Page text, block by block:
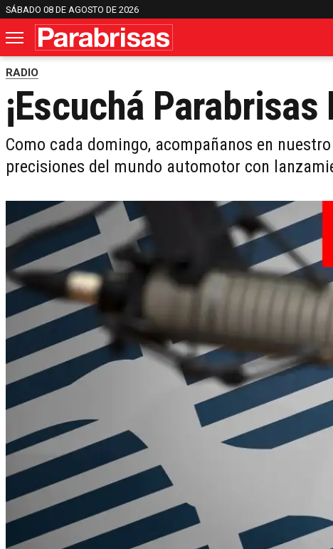
SÁBADO 08 DE AGOSTO DE 2026
RADIO
¡Escuchá
Como cada domingo, acompañanos en
precisiones del mundo automotor con